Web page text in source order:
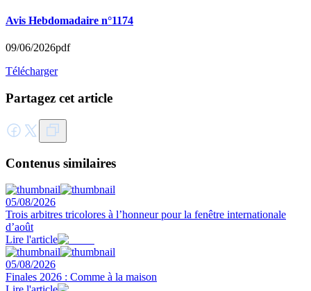
Avis Hebdomadaire n°1174
09/06/2026pdf
Télécharger
Partagez cet article
Contenus similaires
05/08/2026
Trois arbitres tricolores à l’honneur pour la fenêtre internationale
d’août
Lire l'article
05/08/2026
Finales 2026 : Comme à la maison